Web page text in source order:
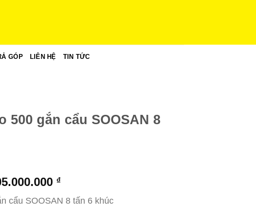
GÓP LIÊN HỆ TIN TỨC
500 gắn cẩu SOOSAN 8
₫Giá
hiện
tại
cẩu SOOSAN 8 tấn 6 khúc